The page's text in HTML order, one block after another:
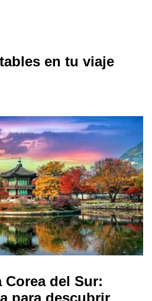
en tu viaje
Corea del Sur:
para descubrir